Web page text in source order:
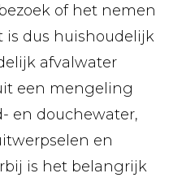
of het nemen
is dus huishoudelijk
afvalwater
een mengeling
en douchewater,
en
is het belangrijk